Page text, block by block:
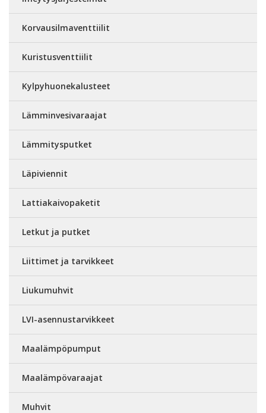
Korvausilmaventtiilit
Kuristusventtiilit
Kylpyhuonekalusteet
Lämminvesivaraajat
Lämmitysputket
Läpiviennit
Lattiakaivopaketit
Letkut ja putket
Liittimet ja tarvikkeet
Liukumuhvit
LVI-asennustarvikkeet
Maalämpöpumput
Maalämpövaraajat
Muhvit